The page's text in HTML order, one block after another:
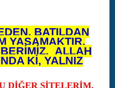
BATILDAN
YAŞAMAKTIR.
ALLAH
Kİ, YALNIZ
DİĞER SİTELERİM.